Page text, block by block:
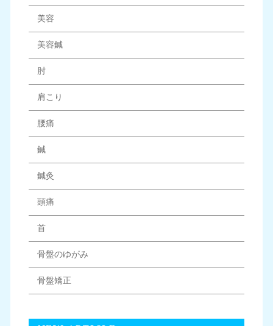
美容
美容鍼
肘
肩こり
腰痛
鍼
鍼灸
頭痛
首
骨盤のゆがみ
骨盤矯正